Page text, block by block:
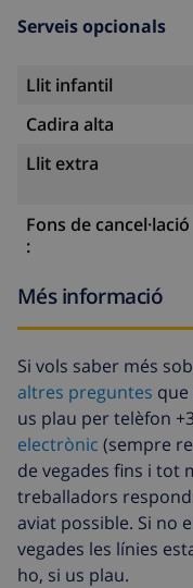
Serveis opcionals
Llit infantil
Cadira alta
Llit extra
Fons de cancel·lació
:
Més informació
Si vols saber més
altres preguntes que
us plau per telèfon
electrònic (sempre
de vegades fins i tot
treballadors
aviat possible. Si no
vegades les línies
ho, si us plau.